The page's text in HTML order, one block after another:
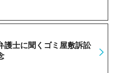
護士に聞くゴミ屋敷訴訟